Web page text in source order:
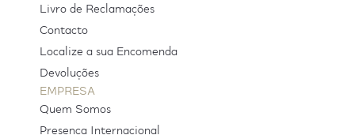
Livro de Reclamações
Contacto
Localize a sua Encomenda
Devoluções
EMPRESA
Quem Somos
Presença Internacional